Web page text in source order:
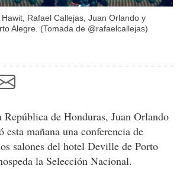
Rafael Callejas, Juan Orlando y
Alegre. (Tomada de @rafaelcallejas)
República de Honduras, Juan Orlando
esta mañana una conferencia de
salones del hotel Deville de Porto
la Selección Nacional.